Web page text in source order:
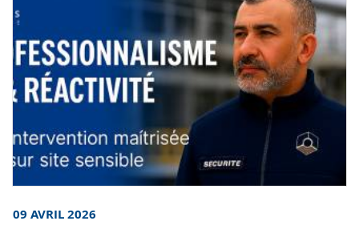
09 AVRIL 2026